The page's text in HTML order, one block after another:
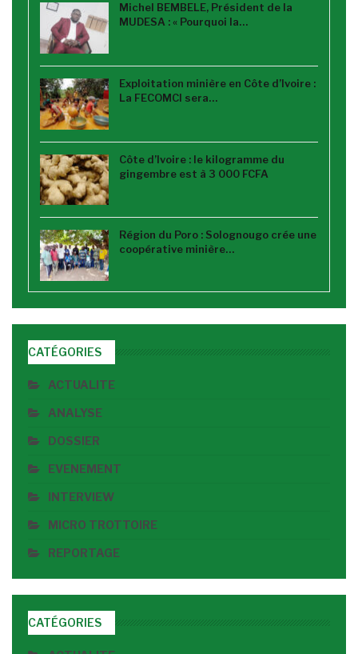
Michel BEMBELE, Président de la
MUDESA : « Pourquoi la…
Exploitation minière en Côte d’Ivoire :
La FECOMCI sera…
Côte d’Ivoire : le kilogramme du
gingembre est à 3 000 FCFA
Région du Poro : Solognougo crée une
coopérative minière…
CATÉGORIES
ACTUALITE
ANALYSE
DOSSIER
EVENEMENT
INTERVIEW
MICRO TROTTOIRE
REPORTAGE
CATÉGORIES